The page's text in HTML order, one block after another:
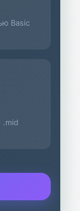
Basic
.mid